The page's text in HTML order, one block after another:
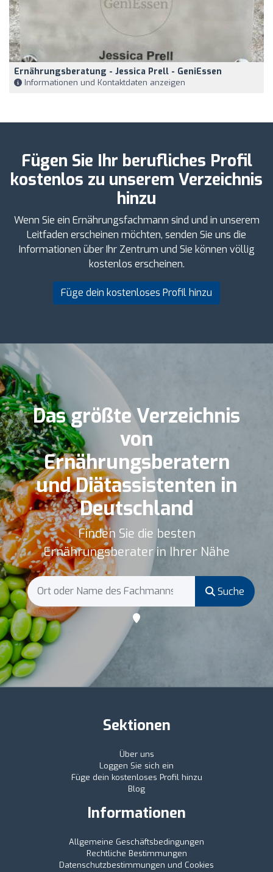
Ernährungsberatung - Jessica Prell - GeniEssen
Informationen und Kontaktdaten anzeigen
Fügen Sie Ihr berufliches Profil
kostenlos zu unserem Verzeichnis
hinzu
Wenn Sie ein Ernährungsfachmann sind und in unserem
Leitfaden erscheinen möchten, senden Sie uns die
Informationen über Ihr Zentrum und Sie können völlig
kostenlos erscheinen.
Füge dein kostenloses Profil hinzu
Das größte Verzeichnis
von
Ernährungsberatern
und Diätassistenten in
Deutschland
Finden Sie die besten
Ernährungsberater in Ihrer Nähe
Suche
Sektionen
Über uns
Loggen Sie sich ein
Füge dein kostenloses Profil hinzu
Blog
Informationen
Allgemeine Geschäftsbedingungen
Rechtliche Bestimmungen
Datenschutzbestimmungen und Cookies